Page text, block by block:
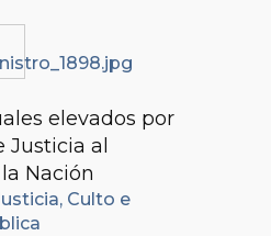
elevados por
al
Nación
Culto e